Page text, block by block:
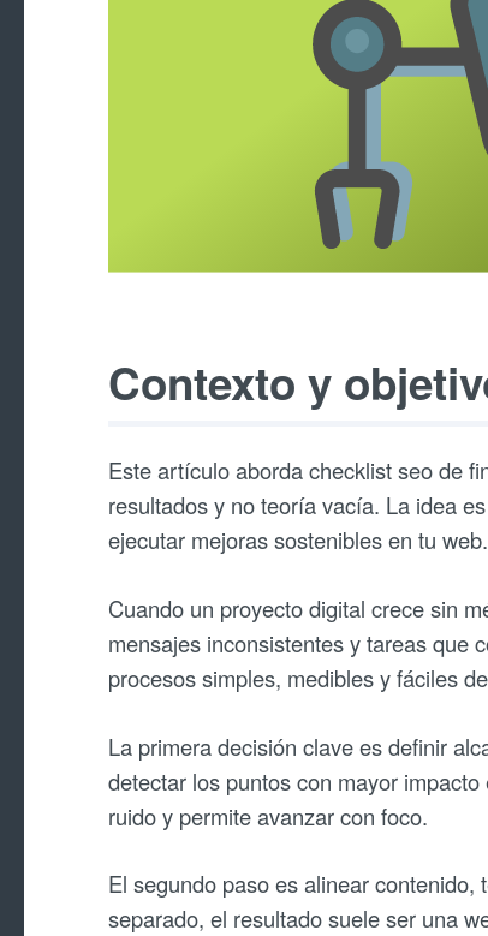
Contexto y
Este artículo aborda checklist seo de
resultados y no teoría vacía. La idea
ejecutar mejoras sostenibles en tu web.
Cuando un proyecto digital crece sin
mensajes inconsistentes y tareas que
procesos simples, medibles y fáciles
La primera decisión clave es definir
detectar los puntos con mayor
ruido y permite avanzar con foco.
El segundo paso es alinear
separado, el resultado suele ser una